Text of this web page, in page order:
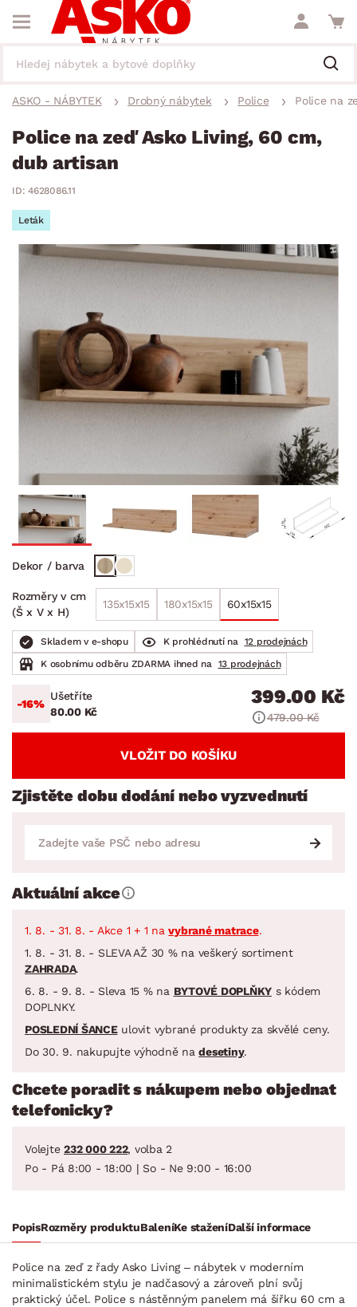
ASKO - NÁBYTEK Drobný nábytek Police Police na
Police na zeď Asko Living, 60 cm,
dub artisan
ID: 4628086.11
Leták
Dekor / barva
Rozměry v cm
(Š x V x H)
135x15x15 180x15x15 60x15x15
Skladem v e-shopu K prohlédnutí na
12 prodejnách
K osobnímu odběru ZDARMA ihned na
13 prodejnách
-16%
Ušetříte
80.00 Kč
399.00 Kč
479.00 Kč
VLOŽIT DO KOŠÍKU
Zjistěte dobu dodání nebo vyzvednutí
Aktuální akce
1. 8. - 31. 8. - Akce 1 + 1 navybrané matrace.
1. 8. - 31. 8. - SLEVA AŽ 30 % na veškerý sortiment
ZAHRADA.
6. 8. - 9. 8. - Sleva 15 % na BYTOVÉ DOPLŇKY s kódem
DOPLNKY.
POSLEDNÍ ŠANCEulovit vybrané produkty za skvělé ceny.
Do 30. 9. nakupujte výhodně nadesetiny.
Chcete poradit s nákupem nebo objednat
telefonicky?
Volejte 232 000 222, volba 2
Po - Pá 8:00 - 18:00 | So - Ne 9:00 - 16:00
PopisRozměry produktuBaleníKe staženíDalší informace
Police na zeď z řady Asko Living – nábytek v moderním
minimalistickém stylu je nadčasový a zároveň plní svůj
praktický účel. Police s nástěnným panelem má šířku 60 cm a